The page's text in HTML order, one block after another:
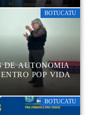
BOTUCATU
DE AUTONOMIA
POP VIDA
BOTUCATU